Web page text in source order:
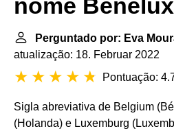
nome
Perguntado por: Eva
atualização: 18. Februar 2022
Pontuação:
Sigla abreviativa de Belgium
(Holanda) e Luxemburg